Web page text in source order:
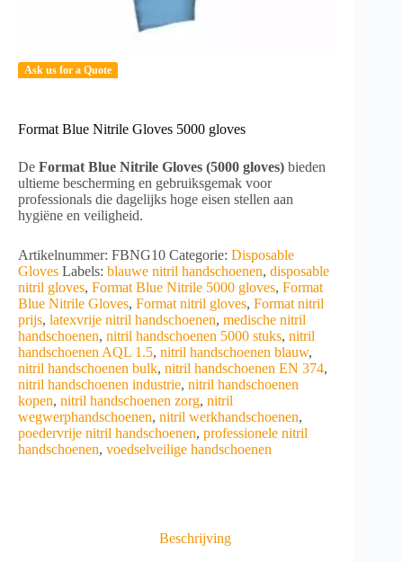
Ask us for a Quote
Format Blue Nitrile Gloves 5000 gloves
De Format Blue Nitrile Gloves (5000 gloves) bieden
ultieme bescherming en gebruiksgemak voor
professionals die dagelijks hoge eisen stellen aan
hygiëne en veiligheid.
Artikelnummer: FBNG10 Categorie: Disposable
Gloves Labels: blauwe nitril handschoenen, disposable
nitril gloves, Format Blue Nitrile 5000 gloves, Format
Blue Nitrile Gloves, Format nitril gloves, Format nitril
prijs, latexvrije nitril handschoenen, medische nitril
handschoenen, nitril handschoenen 5000 stuks, nitril
handschoenen AQL 1.5, nitril handschoenen blauw,
nitril handschoenen bulk, nitril handschoenen EN 374,
nitril handschoenen industrie, nitril handschoenen
kopen, nitril handschoenen zorg, nitril
wegwerphandschoenen, nitril werkhandschoenen,
poedervrije nitril handschoenen, professionele nitril
handschoenen, voedselveilige handschoenen
Beschrijving